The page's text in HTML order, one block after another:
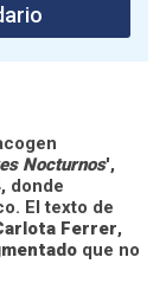
Nocturnos',
, donde
El texto de
Ferrer,
que no